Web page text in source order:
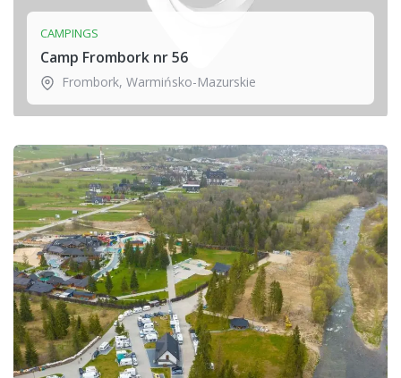
CAMPINGS
Camp Frombork nr 56
Frombork, Warmińsko-Mazurskie